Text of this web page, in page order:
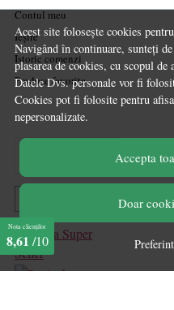
Acest site folosește cookies
Navigând în continuare, sunteți
plasarea de cookies, cu scopul
Datele Dvs. personale vor fi
Cookies pot fi folosite pentru
nepersonalizate.
Accepta
Doar
Contul meu
Ieșire
Istoric comenzi
Produse favorite
Nota clienților
8,61 /10